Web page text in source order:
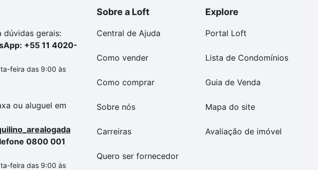
dúvidas gerais:
+55 11 4020-
feira das 9:00 às
ou aluguel em
0800 001
feira das 9:00 às
Sobre a Loft
Central de Ajuda
Como vender
Como comprar
Sobre nós
Carreiras
Quero ser fornecedor
Explore
Portal Loft
Lista de Condomínios
Guia de Venda
Mapa do site
Avaliação de imóvel